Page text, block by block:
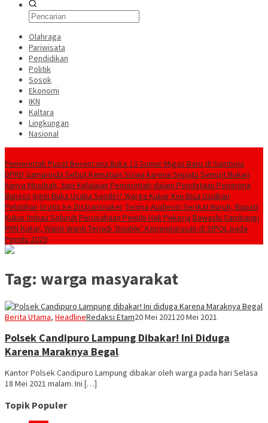
Olahraga
Pariwisata
Pendidikan
Politik
Sosok
Ekonomi
IKN
Kaltara
Lingkungan
Nasional
Pemerintah Pusat Berencana Buka 13 Sumur Migas Baru di Samboja
DPRD Samarinda Sebut Kematian Siswa karena Sepatu Sempit Bukan
hanya Musibah, tapi Kelalaian Pemerintah dalam Pendataan Penerima
Bansos Ingin Buka Usaha Sendiri? Warga Kukar Kini Bisa Usulkan
Pelatihan Gratis ke DistransnakerTerima Audiensi Serikat Buruh, Bupati
Kukar Imbau Seluruh Perusahaan Penuhi Hak Pekerja Bawaslu Sambangi
PAN Kukar, Wanti-Wanti Terjadi ‘Double’ Kepengurusan di SIPOL pada
Pemilu 2029
Tag: warga masyarakat
Berita Utama, HeadlineRedaksi Etam20 Mei 2021 20 Mei 2021
Polsek Candipuro Lampung Dibakar! Ini Diduga
Karena Maraknya Begal
Kantor Polsek Candipuro Lampung dibakar oleh warga pada hari Selasa
18 Mei 2021 malam. Ini […]
Topik Populer